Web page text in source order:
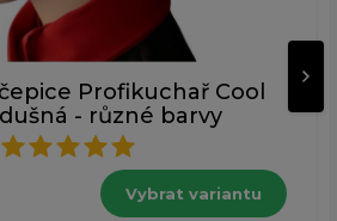
Profikuchař Cool
- různé barvy
Vybrat variantu